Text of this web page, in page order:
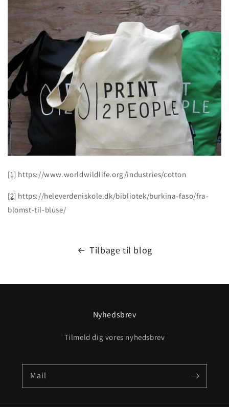
[1] https://www.worldwildlife.org/industries/cotton
[2] https://heleverdeniskole.dk/bibliotek/burkina-faso/fra-
blomst-til-bluse/
Tilbage til blog
Nyhedsbrev
Tilmeld dig vores nyhedsbrev
Mail